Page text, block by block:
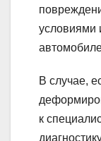
условиями
В случае,
к